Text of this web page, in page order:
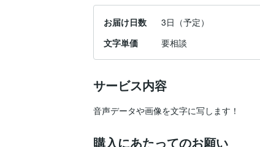
お届け日数
3日（予定）
文字単価
要相談
サービス内容
音声データや画像を文字に写します！
購入にあたってのお願い